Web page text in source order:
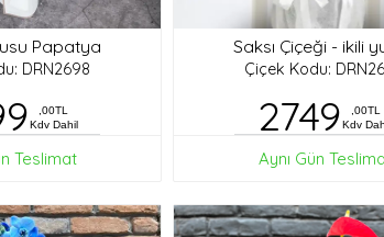
Papatya
DRN2698
,00TL
Kdv Dahil
Teslimat
Saksı Çiçeği - ikili
Çiçek Kodu:
2749
,00TL
Kdv
Aynı Gün